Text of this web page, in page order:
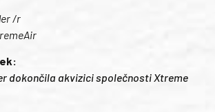
/r
dokončila akvizici společnosti Xtreme